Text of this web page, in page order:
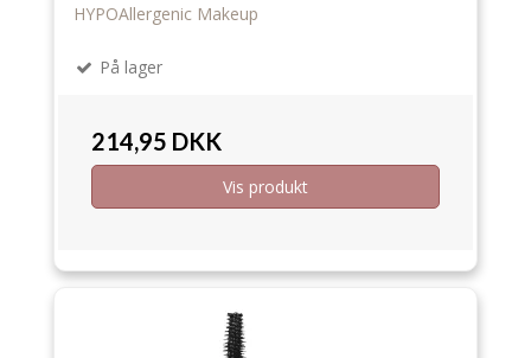
HYPOAllergenic Makeup
På lager
214,95 DKK
Vis produkt